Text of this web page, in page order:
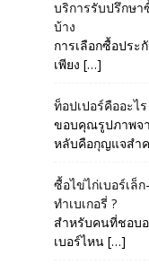
บริการรับปรึกษา
บ้าง
การเลือกซื้อประ
เพียง […]
ท็อปเปอร์คืออะไ
ขอบคุณรูปภาพจ
หลับคือกุญแจสำ
ซื้อไข่ไก่เบอร์เล็
ทำเบเกอรี่ ?
สำหรับคนที่ชอบ
เบอร์ไหน […]